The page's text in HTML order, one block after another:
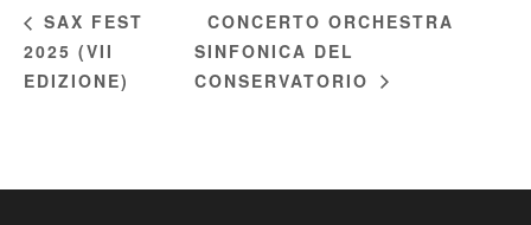
SAX FEST
2025 (VII
EDIZIONE)
CONCERTO ORCHESTRA
SINFONICA DEL
CONSERVATORIO